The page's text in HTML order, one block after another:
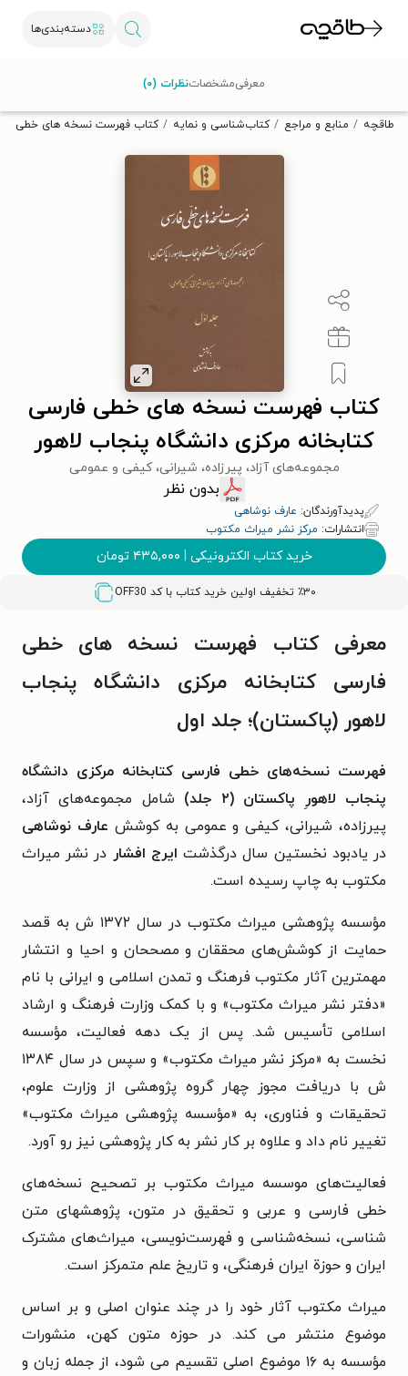
دسته‌بندی‌ها
تخفیف از طاقچه دریافت کن.
طاقچه منابع و مراجع کتاب‌شناسی و نمایه کتاب فهرست نسخه های خطی
کتاب فهرست نسخه های خطی فارسی
کتابخانه مرکزی دانشگاه پنجاب لاهور
(پاکستان)؛ جلد اول
مجموعه‌های آزاد، پیرزاده، شیرانی، کیفی و عمومی
بدون نظر
پدیدآورندگان: عارف نوشاهی
انتشارات: مرکز نشر میراث مکتوب
خرید کتاب الکترونیکی | ۴۳۵,۰۰۰ تومان
٪۳۰ تخفیف اولین خرید کتاب با کد OFF30
معرفیمشخصاتنظرات (۰)
معرفی کتاب فهرست نسخه های خطی
فارسی کتابخانه مرکزی دانشگاه پنجاب
لاهور (پاکستان)؛ جلد اول
فهرست نسخه‌های خطی فارسی کتابخانه مرکزی دانشگاه
پنجاب لاهورِ پاکستان (۲ جلد)
شامل مجموعه‌های آزاد،
پیرزاده، شیرانی، کیفی و عمومی به کوشش عارف نوشاهی
در یادبود نخستین سال درگذشتایرج افشار در نشر میراث
مکتوب به چاپ رسیده است.
مؤسسه پژوهشی میراث مکتوب در سال ۱۳۷۲ ش به قصد
حمایت از کوشش‌های محققان و مصححان و احیا و انتشار
مهمترین آثار مکتوب فرهنگ و تمدن اسلامی و ایرانی با نام
«دفتر نشر میراث مکتوب» و با کمک وزارت فرهنگ و ارشاد
اسلامی تأسیس شد. پس از یک دهه فعالیت، مؤسسه
نخست به «مرکز نشر میراث مکتوب» و سپس در سال ۱۳۸۴
ش با دریافت مجوز چهار گروه پژوهشی از وزارت علوم،
تحقیقات و فناوری، به «مؤسسه پژوهشی میراث مکتوب»
تغییر نام داد و علاوه بر کار نشر به کار پژوهشی نیز رو آورد.
فعالیت‌های موسسه میراث مکتوب بر تصحیح نسخه‌های
خطی فارسی و عربی و تحقیق در متون، پژوهشهای متن
شناسی، نسخه‌شناسی و فهرست‌نویسی، میراث‌های مشترک
ایران و حوزة ایران فرهنگی، و تاریخ علم متمرکز است.
میراث مکتوب آثار خود را در چند عنوان اصلی و بر اساس
موضوع منتشر می کند. در حوزه متون کهن، منشورات
مؤسسه به ۱۶ موضوع اصلی تقسیم می شود، از جمله زبان و